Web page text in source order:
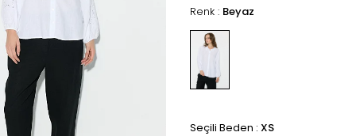
Renk : Beyaz
Seçili Beden : XS